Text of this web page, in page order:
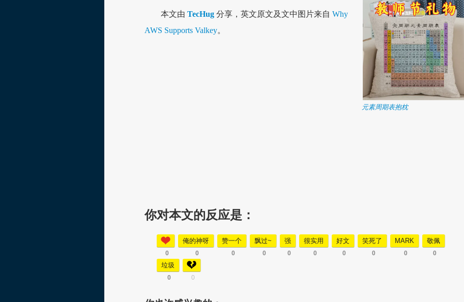
元素周期表抱枕
本文由 TecHug分享，英文原文及文中图片来自 Why
AWS Supports Valkey。
你对本文的反应是：
0
俺的神呀
0
赞一个
0
飘过~
0
强
0
很实用
0
好文
0
笑死了
0
MARK
0
敬佩
0
垃圾
0 0